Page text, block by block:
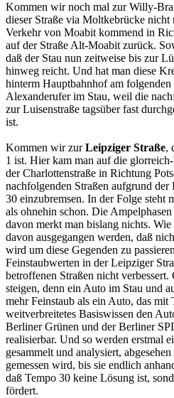
Kommen wir noch mal zur Willy-
dieser Straße via Moltkebrücke nicht
Verkehr von Moabit kommend in
auf der Straße Alt-Moabit zurück.
daß der Stau nun zeitweise bis zur
hinweg reicht. Und hat man diese
hinterm Hauptbahnhof am
Alexanderufer im Stau, weil die
zur Luisenstraße tagsüber fast
ist.
Kommen wir zurLeipziger Straße,
1 ist. Hier kam man auf die
der Charlottenstraße in Richtung
nachfolgenden Straßen aufgrund der
30 einzubremsen. In der Folge steht
als ohnehin schon. Die
davon merkt man bislang nichts.
davon ausgegangen werden, daß
wird um diese Gegenden zu
Feinstaubwerten in der Leipziger
betroffenen Straßen nicht
steigen, denn ein Auto im Stau und
mehr Feinstaub als ein Auto, das mit
weitverbreitetes Basiswissen den
Berliner Grünen und der Berliner
realisierbar. Und so werden erstmal
gesammelt und analysiert,
gemessen wird, bis sie endlich
daß Tempo 30 keine Lösung ist,
fördert.